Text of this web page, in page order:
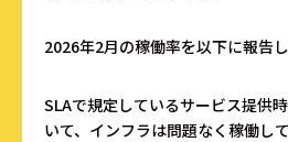
2026年2月の稼働率を以下に報告し
SLAで規定しているサービス提供
いて、インフラは問題なく稼働して